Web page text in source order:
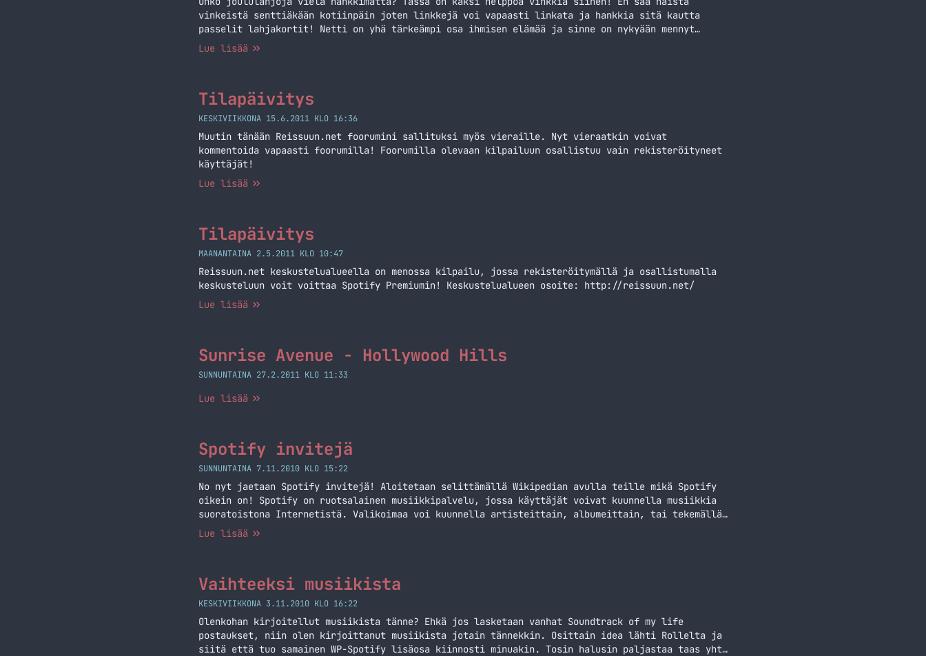
vinkeistä senttiäkään kotiinpäin joten linkkejä voi vapaasti linkata ja hankkia sitä kautta
passelit lahjakortit! Netti on yhä tärkeämpi osa ihmisen elämää ja sinne on nykyään mennyt
musiikki Spotifyn kautta sekä elokuvat ja sarjat Netflixin kautta. Molemmat palvelut toimivat
Lue lisää
Tilapäivitys
KESKIVIIKKONA 15.6.2011 KLO 16:36
Muutin tänään Reissuun.net foorumini sallituksi myös vieraille. Nyt vieraatkin voivat
kommentoida vapaasti foorumilla! Foorumilla olevaan kilpailuun osallistuu vain rekisteröityneet
käyttäjät!
Lue lisää
Tilapäivitys
MAANANTAINA 2.5.2011 KLO 10:47
Reissuun.net keskustelualueella on menossa kilpailu, jossa rekisteröitymällä ja osallistumalla
keskusteluun voit voittaa Spotify Premiumin! Keskustelualueen osoite: http://reissuun.net/
Lue lisää
Sunrise Avenue - Hollywood Hills
SUNNUNTAINA 27.2.2011 KLO 11:33
Lue lisää
Spotify invitejä
SUNNUNTAINA 7.11.2010 KLO 15:22
No nyt jaetaan Spotify invitejä! Aloitetaan selittämällä Wikipedian avulla teille mikä Spotify
oikein on! Spotify on ruotsalainen musiikkipalvelu, jossa käyttäjät voivat kuunnella musiikkia
suoratoistona Internetistä. Valikoimaa voi kuunnella artisteittain, albumeittain, tai tekemällä
soittolistoja haluamistaan kappaleista. DRM-rajoituksista johtuen musiikkia ei voi kuunnella
Lue lisää
Vaihteeksi musiikista
KESKIVIIKKONA 3.11.2010 KLO 16:22
Olenkohan kirjoitellut musiikista tänne? Ehkä jos lasketaan vanhat Soundtrack of my life
postaukset, niin olen kirjoittanut musiikista jotain tännekkin. Osittain idea lähti Rollelta ja
siitä että tuo samainen WP-Spotify lisäosa kiinnosti minuakin. Tosin halusin paljastaa taas yhtä